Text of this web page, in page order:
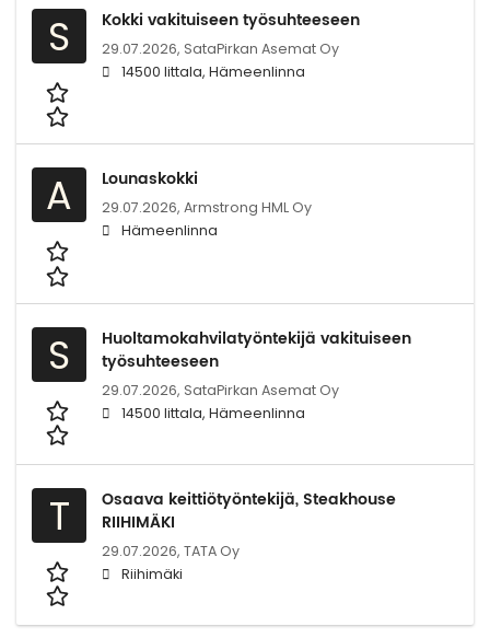
S Kokki vakituiseen työsuhteeseen
29.07.2026, SataPirkan Asemat Oy
14500 Iittala, Hämeenlinna
A Lounaskokki
29.07.2026, Armstrong HML Oy
Hämeenlinna
S
Huoltamokahvilatyöntekijä vakituiseen
työsuhteeseen
29.07.2026, SataPirkan Asemat Oy
14500 Iittala, Hämeenlinna
T
Osaava keittiötyöntekijä, Steakhouse
RIIHIMÄKI
29.07.2026, TATA Oy
Riihimäki